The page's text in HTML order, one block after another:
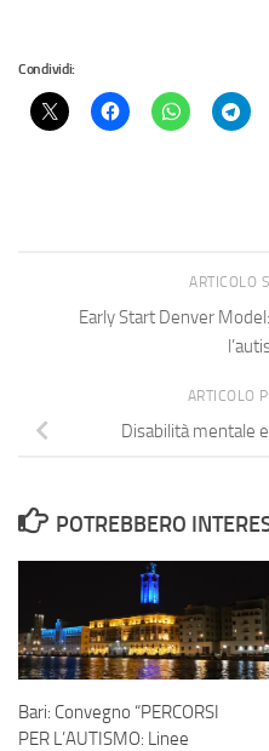
Condividi:
ARTICOLO
Early Start Denver
ARTICOLO
Disabilità mentale
POTREBBERO
Bari: Convegno “PERCORSI
PER L’AUTISMO: Linee